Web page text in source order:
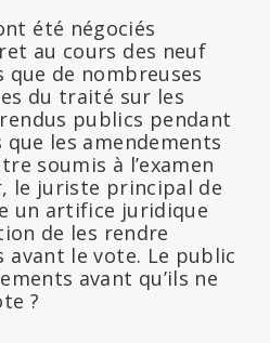
été négociés
au cours des neuf
de nombreuses
du traité sur les
publics pendant
les amendements
soumis à l’examen
le juriste principal de
un artifice juridique
de les rendre
le vote. Le public
avant qu’ils ne
?